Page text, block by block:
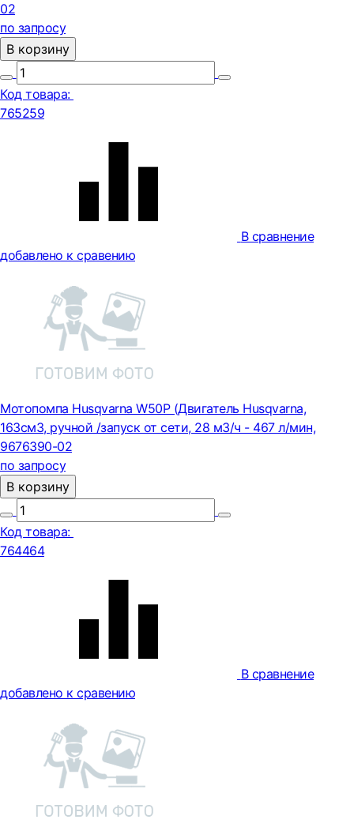
02
по запросу
В корзину
Код товара:
765259
В сравнение
добавлено к сравению
Мотопомпа Husqvarna W50P (Двигатель Husqvarna,
163cм3, ручной /запуск от сети, 28 м3/ч - 467 л/мин,
9676390-02
по запросу
В корзину
Код товара:
764464
В сравнение
добавлено к сравению